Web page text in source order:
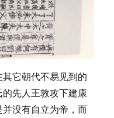
它朝代不易见到的
先人王敦攻下建康
没有自立为帝，而